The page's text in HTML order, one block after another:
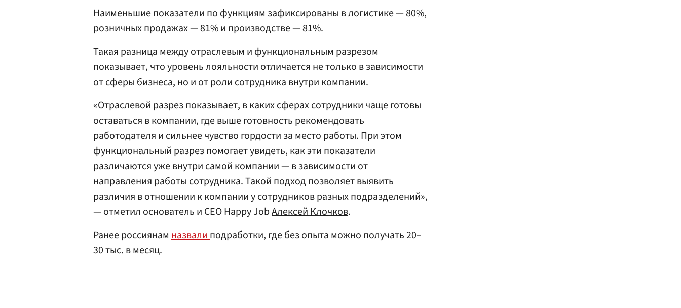
Наименьшие показатели по функциям зафиксированы в логистике — 80%,
розничных продажах — 81% и производстве — 81%.
Такая разница между отраслевым и функциональным разрезом
показывает, что уровень лояльности отличается не только в зависимости
от сферы бизнеса, но и от роли сотрудника внутри компании.
«Отраслевой разрез показывает, в каких сферах сотрудники чаще готовы
оставаться в компании, где выше готовность рекомендовать
работодателя и сильнее чувство гордости за место работы. При этом
функциональный разрез помогает увидеть, как эти показатели
различаются уже внутри самой компании — в зависимости от
направления работы сотрудника. Такой подход позволяет выявить
различия в отношении к компании у сотрудников разных подразделений»,
— отметил основатель и CEO Happy JobАлексей Клочков.
Ранее россиянам назвалиподработки, где без опыта можно получать 20–
30 тыс. в месяц.